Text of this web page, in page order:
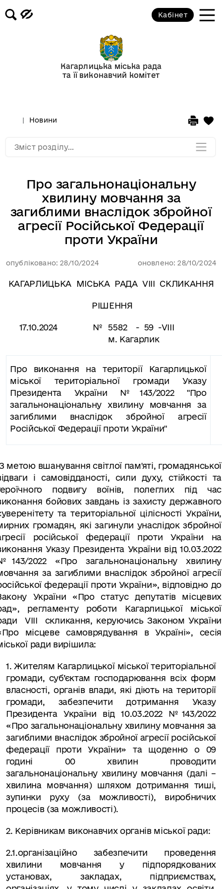
Кагарлицька міська рада
та її виконавчий комітет
Кабінет
Новини
Про загальнонаціональну
хвилину мовчання за
загиблими внаслідок збройної
агресії Російської Федерації
проти України
опубліковано: 28/10/2024 оновлено: 28/10/2024
КАГАРЛИЦЬКА МІСЬКА РАДА VІІІ СКЛИКАННЯ
РІШЕННЯ
17.10.2024 № 5582
- 59 -VIII
м. Кагарлик
Про виконання на території Кагарлицької
міської територіальної громади Указу
Президента України №143/2022 "Про
загальнонаціональну хвилину мовчання за
загиблими внаслідок збройної агресії
Російської Федерації проти України"
метою вшанування світлої пам'яті, громадянської
і самовідданості, сили духу, стійкості та
подвигу воїнів, полеглих під час
бойових завдань із захисту державного
та територіальної цілісності України,
громадян, які загинули унаслідок збройної
російської федерації проти України на
Указу Президента України від 10.03.2022
2022 «Про загальнонаціональну хвилину
за загиблими внаслідок збройної агресії
федерації проти України», відповідно до
України «Про статус депутатів місцевих
регламенту роботи Кагарлицької міської
VIIІ скликання, керуючись Законом України
місцеве самоврядування в Україні», сесія
ради вирішила:
1. Жителям Кагарлицької міської територіальної
громади, суб’єктам господарювання всіх форм
власності, органів влади, які діють на території
громади, забезпечити дотримання Указу
Президента України від 10.03.2022 №143/2022
«Про загальнонаціональну хвилину мовчання за
загиблими внаслідок збройної агресії російської
федерації проти України» та щоденно о 09
годині 00 хвилин проводити
загальнонаціональну хвилину мовчання (далі –
хвилина мовчання) шляхом дотримання тиші,
зупинки руху (за можливості), виробничих
процесів (за можливості).
2. Керівникам виконавчих органів міської ради:
2.1.організаційно забезпечити проведення
хвилини мовчання у підпорядкованих
установах, закладах, підприємствах,
Зміст розділу...